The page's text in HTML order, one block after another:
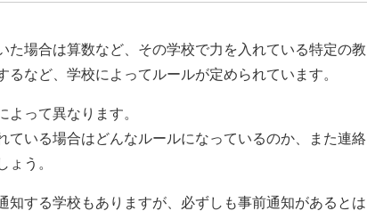
場合は算数など、その学校で力を入れている特定の教
など、学校によってルールが定められています。
って異なります。
いる場合はどんなルールになっているのか、また連絡
う。
する学校もありますが、必ずしも事前通知があるとは